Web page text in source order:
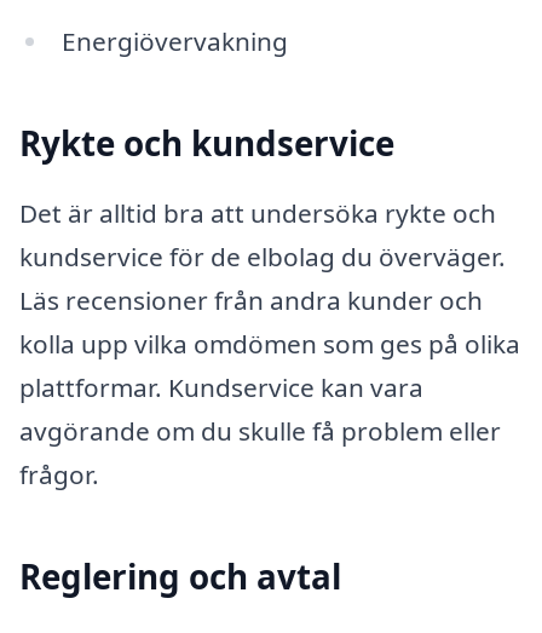
Energiövervakning
Rykte och kundservice
Det är alltid bra att undersöka rykte och
kundservice för de elbolag du överväger.
Läs recensioner från andra kunder och
kolla upp vilka omdömen som ges på olika
plattformar. Kundservice kan vara
avgörande om du skulle få problem eller
frågor.
Reglering och avtal